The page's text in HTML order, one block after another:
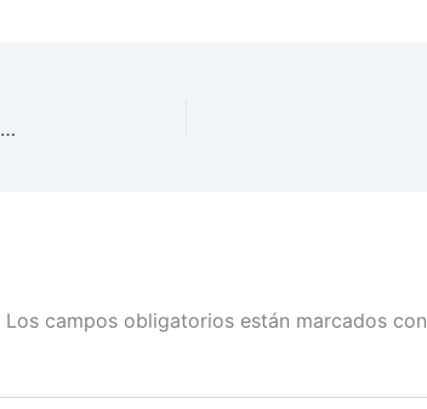
Resumen de la Sesión Extraordinaria del Consejo General, 22 de agosto de 2022
Los campos obligatorios están marcados con